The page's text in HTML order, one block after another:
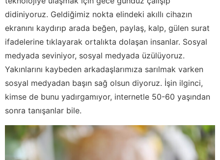
didiniyoruz. Geldiğimiz nokta elindeki akıllı cihazın
ekranını kaydırıp arada beğen, paylaş, kalp, gülen surat
ifadelerine tıklayarak ortalıkta dolaşan insanlar. Sosyal
medyada seviniyor, sosyal medyada üzülüyoruz.
Yakınlarını kaybeden arkadaşlarımıza sarılmak varken
sosyal medyadan başın sağ olsun diyoruz. İşin ilginci,
kimse de bunu yadırgamıyor, internetle 50-60 yaşından
sonra tanışanlar bile.